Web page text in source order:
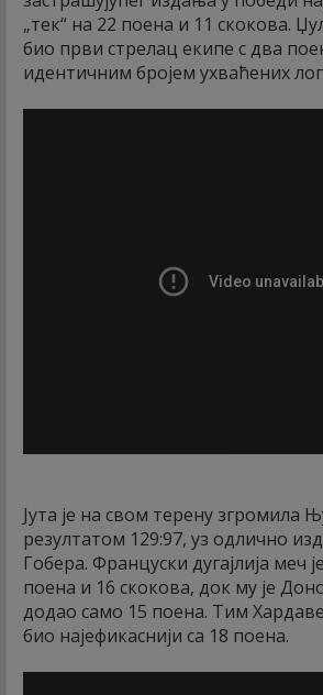
„тек“ на 22 поена и 11 скокова.
био први стрелац екипе с два
идентичним бројем ухваћених
Јута је на свом терену згромила
резултатом 129:97, уз одлично
Гобера. Француски дугајлија меч
поена и 16 скокова, док му је
додао само 15 поена. Тим
био најефикаснији са 18 поена.